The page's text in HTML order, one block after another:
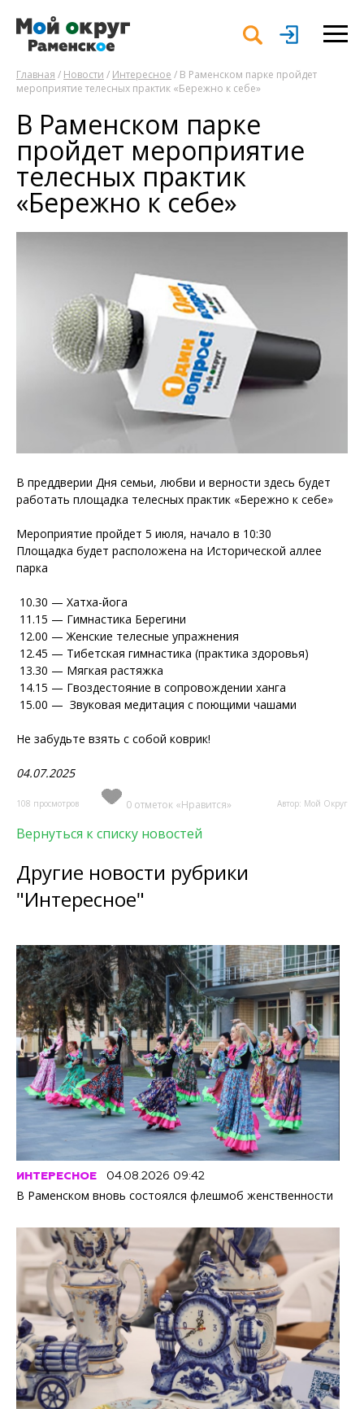
Главная / Новости / Интересное / В Раменском парке пройдет
мероприятие телесных практик «Бережно к себе»
В Раменском парке
пройдет мероприятие
телесных практик
«Бережно к себе»
В преддверии Дня семьи, любви и верности здесь будет
работать площадка телесных практик «Бережно к себе»
Мероприятие пройдет 5 июля, начало в 10:30
Площадка будет расположена на Исторической аллее
парка
10.30 — Хатха-йога
11.15 — Гимнастика Берегини
12.00 — Женские телесные упражнения
12.45 — Тибетская гимнастика (практика здоровья)
13.30 — Мягкая растяжка
14.15 — Гвоздестояние в сопровождении ханга
15.00 — Звуковая медитация с поющими чашами
Не забудьте взять с собой коврик!
04.07.2025
108 просмотров 0 отметок «Нравится» Автор: Мой Округ
Вернуться к списку новостей
Другие новости рубрики
"Интересное"
ИНТЕРЕСНОЕ 04.08.2026 09:42
В Раменском вновь состоялся флешмоб женственности